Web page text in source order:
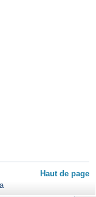
Haut de page